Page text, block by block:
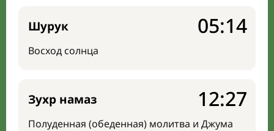
Шурук
Восход солнца
05:14
Зухр намаз
Полуденная (обеденная) молитва и Джума
12:27